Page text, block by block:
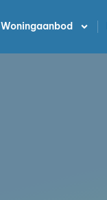
Woningaanbod